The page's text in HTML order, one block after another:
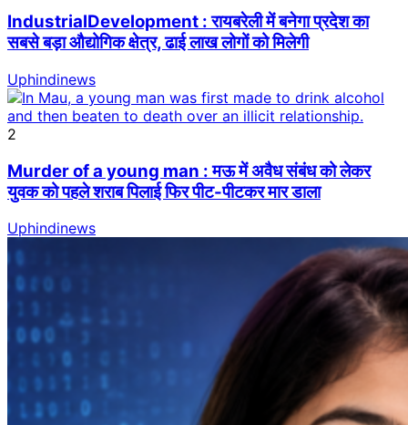
IndustrialDevelopment : रायबरेली में बनेगा प्रदेश का
सबसे बड़ा औद्योगिक क्षेत्र, ढाई लाख लोगों को मिलेगी
Uphindinews
2
Murder of a young man : मऊ में अवैध संबंध को लेकर
युवक को पहले शराब पिलाई फिर पीट-पीटकर मार डाला
Uphindinews